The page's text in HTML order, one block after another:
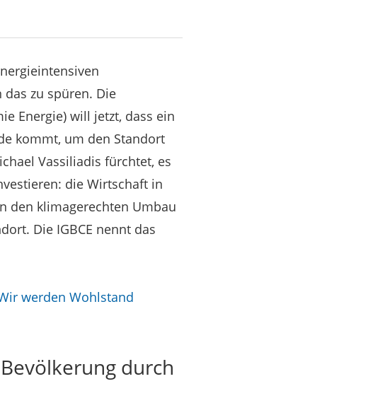
das zu spüren. Die
Energie) will jetzt, dass ein
kommt, um den Standort
Vassiliadis fürchtet, es
die Wirtschaft in
den klimagerechten Umbau
Die IGBCE nennt das
werden Wohlstand
durch